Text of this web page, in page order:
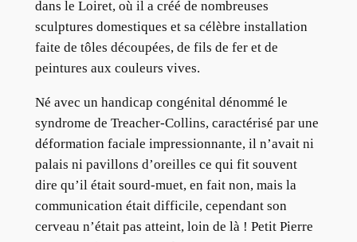
dans le Loiret, où il a créé de nombreuses
sculptures domestiques et sa célèbre installation
faite de tôles découpées, de fils de fer et de
peintures aux couleurs vives.
Né avec un handicap congénital dénommé le
syndrome de Treacher-Collins, caractérisé par une
déformation faciale impressionnante, il n’avait ni
palais ni pavillons d’oreilles ce qui fit souvent
dire qu’il était sourd-muet, en fait non, mais la
communication était difficile, cependant son
cerveau n’était pas atteint, loin de là ! Petit Pierre